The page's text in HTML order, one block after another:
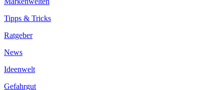
Tipps & Tricks
Ratgeber
News
Ideenwelt
Gefahrgut